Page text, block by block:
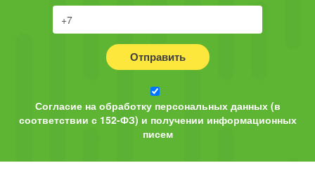
Отправить
Согласие на обработку персональных данных (в
соответствии с 152-ФЗ) и получении информационных
писем